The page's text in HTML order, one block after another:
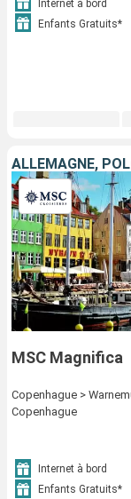
Internet à bord
Enfants Gratuits*
MSC Magnifica
Copenhague >
Copenhague
Internet à bord
Enfants Gratuits*